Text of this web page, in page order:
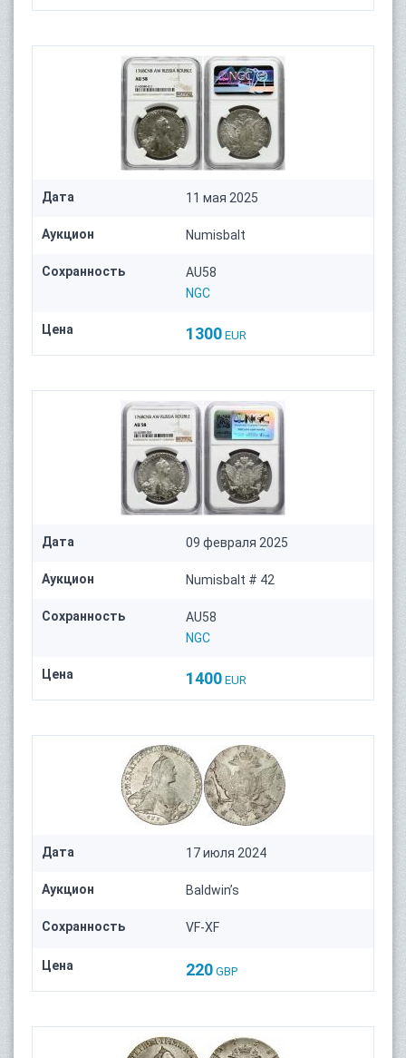
Дата 11 мая 2025
Аукцион Numisbalt
Сохранность
AU58
NGC
Цена 1300 EUR
Дата 09 февраля 2025
Аукцион Numisbalt # 42
Сохранность
AU58
NGC
Цена 1400 EUR
Дата 17 июля 2024
Аукцион Baldwin’s
Сохранность VF-XF
Цена 220 GBP